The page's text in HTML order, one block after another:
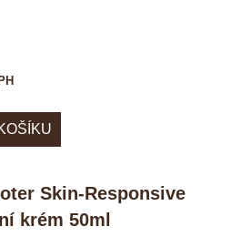
Skin-Responsive
krém 50ml